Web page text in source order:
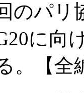
のパリ
に向
。【全